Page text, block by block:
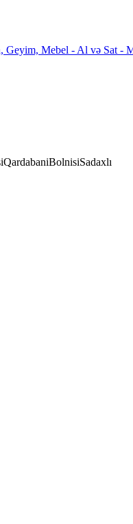
QardabaniBolnisiSadaxlı